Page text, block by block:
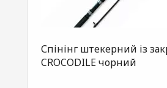
Спінінг штекерний із
CROCODILE чорний